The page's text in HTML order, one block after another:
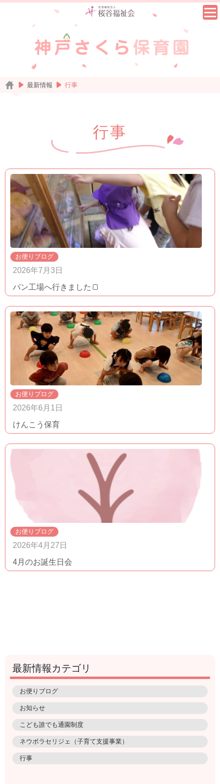
最新情報 行事
行事
お便りブログ
2026年7月3日
パン工場へ行きました🍞
お便りブログ
2026年6月1日
けんこう保育
お便りブログ
2026年4月27日
4月のお誕生日会
最新情報カテゴリ
お便りブログ
お知らせ
こども誰でも通園制度
ネウボラセリジェ（子育て支援事業）
行事